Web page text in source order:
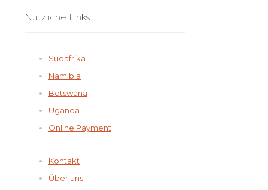
Nützliche Links
Südafrika
Namibia
Botswana
Uganda
Online Payment
Kontakt
Über uns